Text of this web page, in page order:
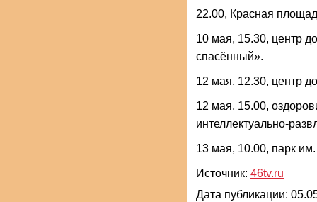
22.00, Красная
10 мая, 15.30, центр
спасённый».
12 мая, 12.30, центр
12 мая, 15.00,
интеллектуально-
13 мая, 10.00, парк
Источник: 46tv.ru
Дата публикации: